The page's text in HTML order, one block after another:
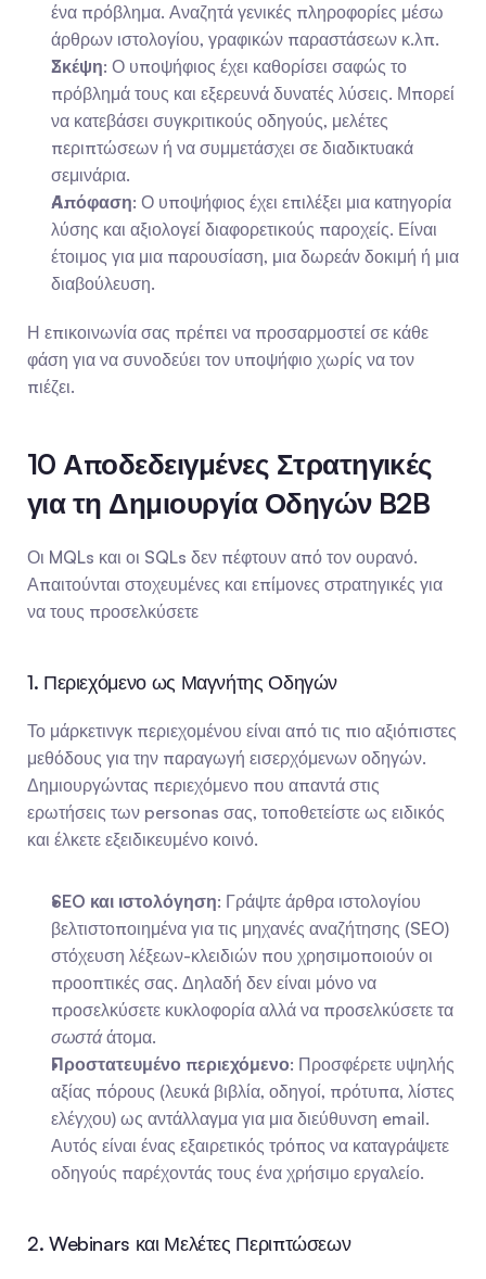
ένα πρόβλημα. Αναζητά γενικές πληροφορίες μέσω
άρθρων ιστολογίου, γραφικών παραστάσεων κ.λπ.
Σκέψη: Ο υποψήφιος έχει καθορίσει σαφώς το
πρόβλημά τους και εξερευνά δυνατές λύσεις. Μπορεί
να κατεβάσει συγκριτικούς οδηγούς, μελέτες
περιπτώσεων ή να συμμετάσχει σε διαδικτυακά
σεμινάρια.
Απόφαση: Ο υποψήφιος έχει επιλέξει μια κατηγορία
λύσης και αξιολογεί διαφορετικούς παροχείς. Είναι
έτοιμος για μια παρουσίαση, μια δωρεάν δοκιμή ή μια
διαβούλευση.
Η επικοινωνία σας πρέπει να προσαρμοστεί σε κάθε
φάση για να συνοδεύει τον υποψήφιο χωρίς να τον
πιέζει.
10 Αποδεδειγμένες Στρατηγικές
για τη Δημιουργία Οδηγών B2B
Οι MQLs και οι SQLs δεν πέφτουν από τον ουρανό.
Απαιτούνται στοχευμένες και επίμονες στρατηγικές για
να τους προσελκύσετε
1. Περιεχόμενο ως Μαγνήτης Οδηγών
Το μάρκετινγκ περιεχομένου είναι από τις πιο αξιόπιστες
μεθόδους για την παραγωγή εισερχόμενων οδηγών.
Δημιουργώντας περιεχόμενο που απαντά στις
ερωτήσεις των personas σας, τοποθετείστε ως ειδικός
και έλκετε εξειδικευμένο κοινό.
SEO και ιστολόγηση: Γράψτε άρθρα ιστολογίου
βελτιστοποιημένα για τις μηχανές αναζήτησης (SEO)
στόχευση λέξεων-κλειδιών που χρησιμοποιούν οι
προοπτικές σας. Δηλαδή δεν είναι μόνο να
σωστά άτομα.
Προστατευμένο περιεχόμενο: Προσφέρετε υψηλής
αξίας πόρους (λευκά βιβλία, οδηγοί, πρότυπα, λίστες
ελέγχου) ως αντάλλαγμα για μια διεύθυνση email.
Αυτός είναι ένας εξαιρετικός τρόπος να καταγράψετε
οδηγούς παρέχοντάς τους ένα χρήσιμο εργαλείο.
2. Webinars και Μελέτες Περιπτώσεων